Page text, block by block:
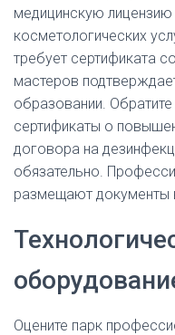
медицинскую лицензию
косметологических
требует сертификата
мастеров
образовании.
сертификаты о
договора на
обязательно.
размещают документы
Оцените парк